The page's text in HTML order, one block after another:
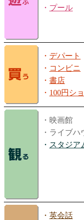
・ プール
・ デパート
・ コンビニ
・ 書店
・ 100円シ
・映画館
・ライブハ
・ スタジア
・ 英会話